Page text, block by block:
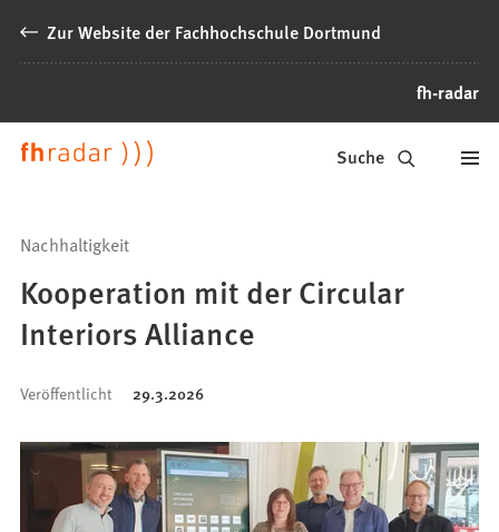
Inhalt anspringen
Zur Website der Fachhochschule Dortmund
fh-radar
News
FH
Dortmund
Suche
Nachhaltigkeit
Kooperation mit der Circular
Interiors Alliance
Veröffentlicht 29.3.2026